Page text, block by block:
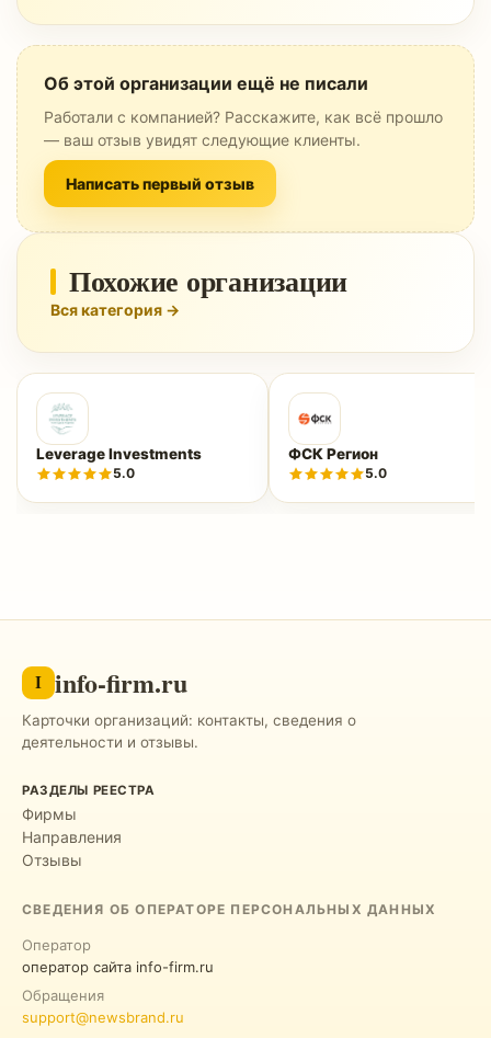
Об этой организации ещё не писали
Работали с компанией? Расскажите, как всё прошло
— ваш отзыв увидят следующие клиенты.
Написать первый отзыв
Похожие организации
Вся категория →
Leverage Investments
5.0
ФСК Регион
5.0
I info-firm.ru
Карточки организаций: контакты, сведения о
деятельности и отзывы.
РАЗДЕЛЫ РЕЕСТРА
Фирмы
Направления
Отзывы
СВЕДЕНИЯ ОБ ОПЕРАТОРЕ ПЕРСОНАЛЬНЫХ ДАННЫХ
Оператор
оператор сайта info-firm.ru
Обращения
support@newsbrand.ru